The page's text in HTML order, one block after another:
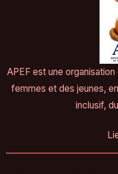
APEF est une
femmes et des jeunes,
inclusif,